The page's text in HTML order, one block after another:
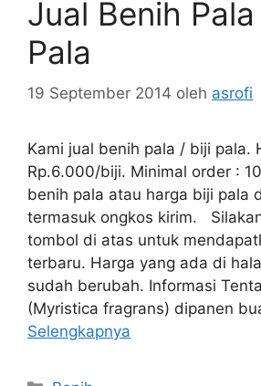
Jual Benih
Pala
19 September 2014 oleh asrofi
Kami jual benih pala / biji pala.
Rp.6.000/biji. Minimal order :
benih pala atau harga biji pala
termasuk ongkos kirim.
tombol di atas untuk
terbaru. Harga yang ada di
sudah berubah. Informasi
(Myristica fragrans) dipanen
Selengkapnya